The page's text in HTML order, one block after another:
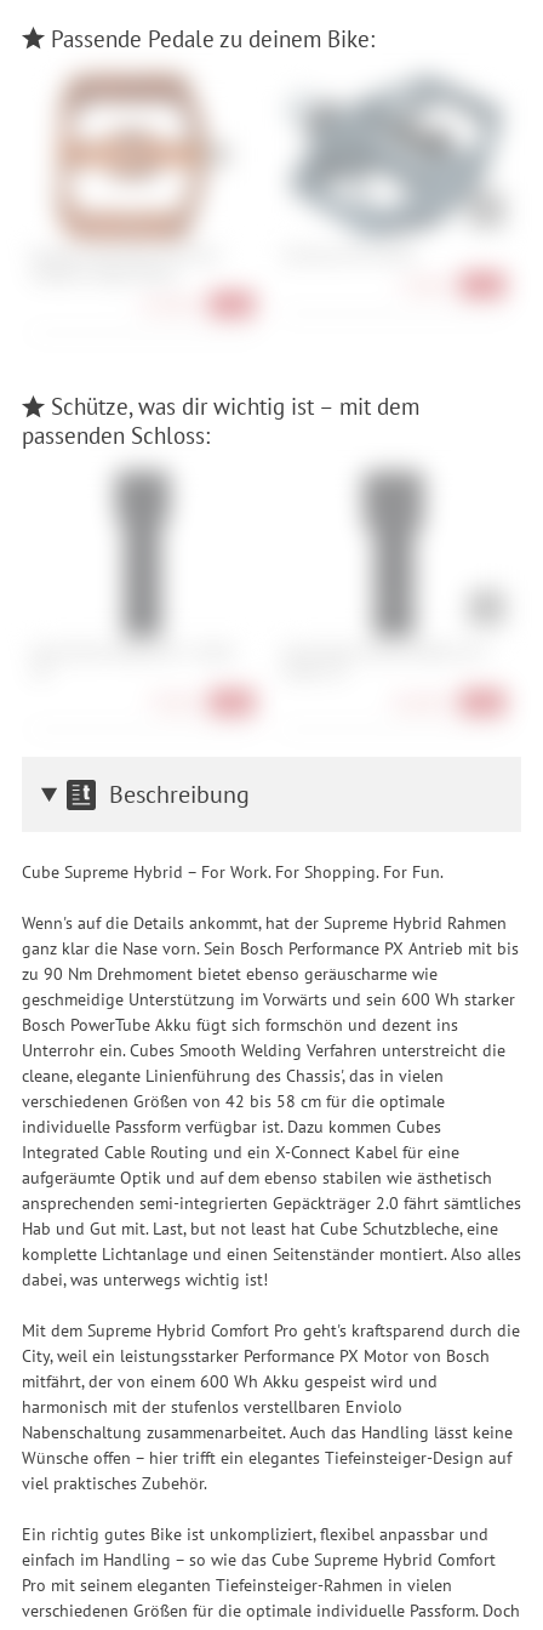
Passende Pedale zu deinem Bike:
Schütze, was dir wichtig ist – mit dem
passenden Schloss:
Beschreibung
Cube Supreme Hybrid – For Work. For Shopping. For Fun.
Wenn's auf die Details ankommt, hat der Supreme Hybrid Rahmen
ganz klar die Nase vorn. Sein Bosch Performance PX Antrieb mit bis
zu 90 Nm Drehmoment bietet ebenso geräuscharme wie
geschmeidige Unterstützung im Vorwärts und sein 600 Wh starker
Bosch PowerTube Akku fügt sich formschön und dezent ins
Unterrohr ein. Cubes Smooth Welding Verfahren unterstreicht die
cleane, elegante Linienführung des Chassis', das in vielen
verschiedenen Größen von 42 bis 58 cm für die optimale
individuelle Passform verfügbar ist. Dazu kommen Cubes
Integrated Cable Routing und ein X-Connect Kabel für eine
aufgeräumte Optik und auf dem ebenso stabilen wie ästhetisch
ansprechenden semi-integrierten Gepäckträger 2.0 fährt sämtliches
Hab und Gut mit. Last, but not least hat Cube Schutzbleche, eine
komplette Lichtanlage und einen Seitenständer montiert. Also alles
dabei, was unterwegs wichtig ist!
Mit dem Supreme Hybrid Comfort Pro geht's kraftsparend durch die
City, weil ein leistungsstarker Performance PX Motor von Bosch
mitfährt, der von einem 600 Wh Akku gespeist wird und
harmonisch mit der stufenlos verstellbaren Enviolo
Nabenschaltung zusammenarbeitet. Auch das Handling lässt keine
Wünsche offen – hier trifft ein elegantes Tiefeinsteiger-Design auf
viel praktisches Zubehör.
Ein richtig gutes Bike ist unkompliziert, flexibel anpassbar und
einfach im Handling – so wie das Cube Supreme Hybrid Comfort
Pro mit seinem eleganten Tiefeinsteiger-Rahmen in vielen
verschiedenen Größen für die optimale individuelle Passform. Doch